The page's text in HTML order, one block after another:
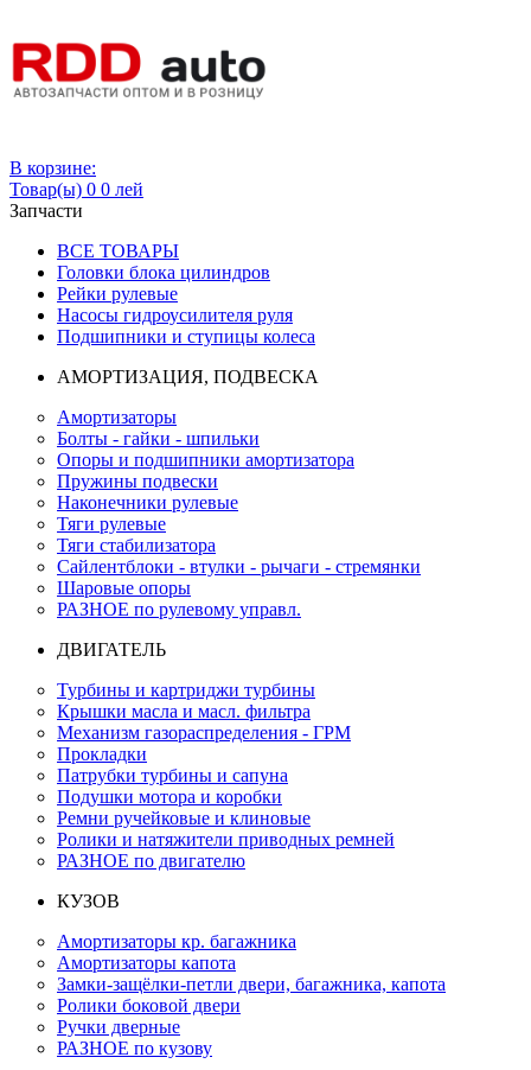
В корзине:
Товар(ы) 0 0 лей
Запчасти
ВСЕ ТОВАРЫ
Головки блока цилиндров
Рейки рулевые
Насосы гидроусилителя руля
Подшипники и ступицы колеса
АМОРТИЗАЦИЯ, ПОДВЕСКА
Амортизаторы
Болты - гайки - шпильки
Опоры и подшипники амортизатора
Пружины подвески
Наконечники рулевые
Тяги рулевые
Тяги стабилизатора
Сайлентблоки - втулки - рычаги - стремянки
Шаровые опоры
РАЗНОЕ по рулевому управл.
ДВИГАТЕЛЬ
Турбины и картриджи турбины
Крышки масла и масл. фильтра
Механизм газораспределения - ГРМ
Прокладки
Патрубки турбины и сапуна
Подушки мотора и коробки
Ремни ручейковые и клиновые
Ролики и натяжители приводных ремней
РАЗНОЕ по двигателю
КУЗОВ
Амортизаторы кр. багажника
Амортизаторы капота
Замки-защёлки-петли двери, багажника, капота
Ролики боковой двери
Ручки дверные
РАЗНОЕ по кузову